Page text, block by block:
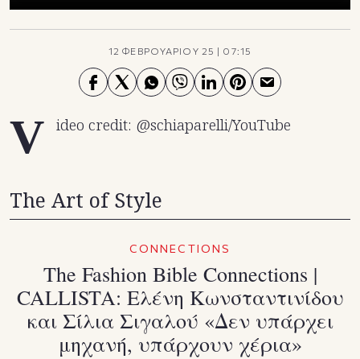
12 ΦΕΒΡΟΥΑΡΙΟΥ 25 | 07:15
V ideo credit: @schiaparelli/YouTube
The Art of Style
CONNECTIONS
Τhe Fashion Bible Connections |
CALLISTA: Ελένη Κωνσταντινίδου
και Σίλια Σιγαλού «Δεν υπάρχει
μηχανή, υπάρχουν χέρια»